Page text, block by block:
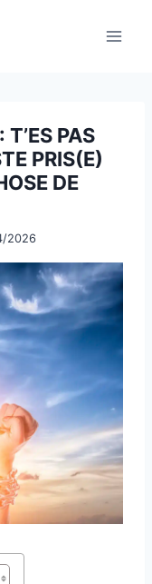
PAS
PRIS(E)
DE
2026